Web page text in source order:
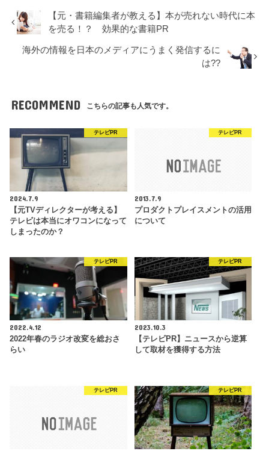
【元・書籍編集者が教える】本が売れない時代に本
を売る！？ 効果的な書籍PR
海外の情報を日本のメディアにうまく発信するに
は??
RECOMMEND こちらの記事も人気です。
テレビPR
2024.7.9
【元TVディレクターが考える】
テレビは本当にオワコンになって
しまったのか？
テレビPR
2013.7.9
プロダクトプレイスメントの活用
について
テレビPR
2022.4.12
2022年春のラジオ改変を総おさ
らい
テレビPR
2023.10.3
【テレビPR】ニュースから逆算
して取材を獲得する方法
テレビPR テレビPR